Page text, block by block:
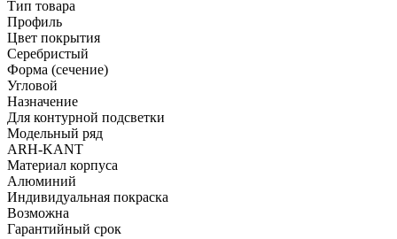
Тип товара
Профиль
Цвет покрытия
Серебристый
Форма (сечение)
Угловой
Назначение
Для контурной подсветки
Модельный ряд
ARH-KANT
Материал корпуса
Алюминий
Индивидуальная покраска
Возможна
Гарантийный срок